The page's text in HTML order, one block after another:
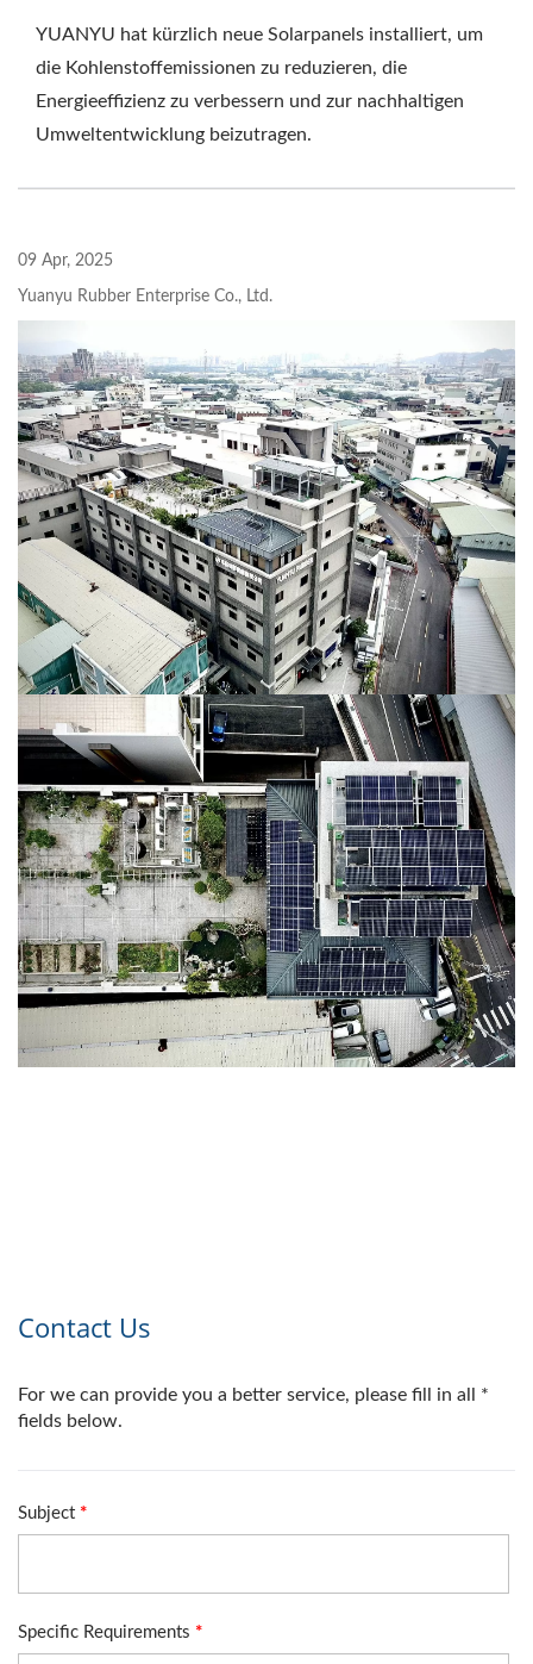
YUANYU hat kürzlich neue Solarpanels installiert, um
die Kohlenstoffemissionen zu reduzieren, die
Energieeffizienz zu verbessern und zur nachhaltigen
Umweltentwicklung beizutragen.
09 Apr, 2025
Yuanyu Rubber Enterprise Co., Ltd.